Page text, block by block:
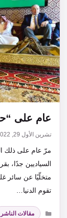
عام على
تشرين الأول 29, 2022
مرّ عام على ذلك
السياديين جدًا،
متخلّيًا عن سائر
تقوم الدنيا…
التصنيفات
مقالات الناشر